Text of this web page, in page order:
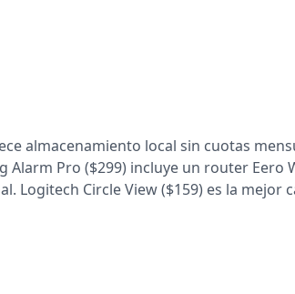
almacenamiento local sin cuotas
Alarm Pro ($299) incluye un router Eero
Logitech Circle View ($159) es la mejor